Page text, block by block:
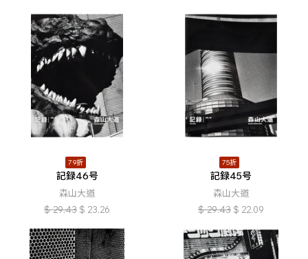
79折
記録46号
森山大道
$ 29.43 $ 23.26
75折
記録45号
森山大道
$ 29.43 $ 22.09